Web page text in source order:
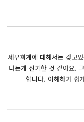
세무회계에 대해서는 갖고
다는게 신기한 것 같아요.
합니다. 이해하기 쉽
BIM 건축설계 및 실내건축설계
React, Veu 프레임워크 기반 프